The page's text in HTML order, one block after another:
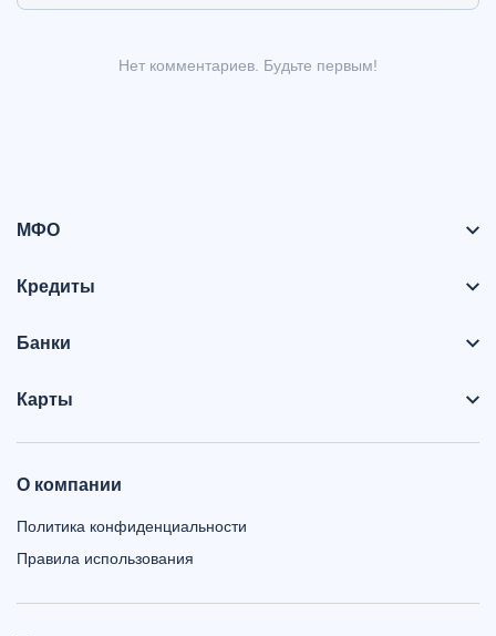
Нет комментариев. Будьте первым!
МФО
Кредиты
Банки
Карты
О компании
Политика конфиденциальности
Правила использования